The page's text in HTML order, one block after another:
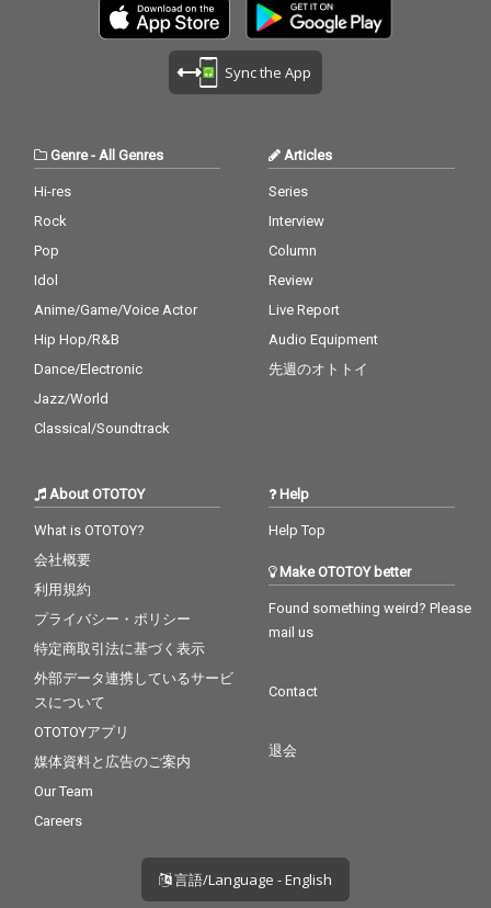
Sync the App
Genre- All Genres
Hi-res
Rock
Pop
Idol
Anime/Game/Voice Actor
Hip Hop/R&B
Dance/Electronic
Jazz/World
Classical/Soundtrack
Articles
Series
Interview
Column
Review
Live Report
Audio Equipment
先週のオトトイ
About OTOTOY
What is OTOTOY?
会社概要
利用規約
プライバシー・ポリシー
特定商取引法に基づく表示
外部データ連携しているサービ
スについて
OTOTOYアプリ
媒体資料と広告のご案内
Our Team
Careers
Help
Help Top
Make OTOTOY better
Found something weird? Please
mail us
Contact
退会
言語/Language - English